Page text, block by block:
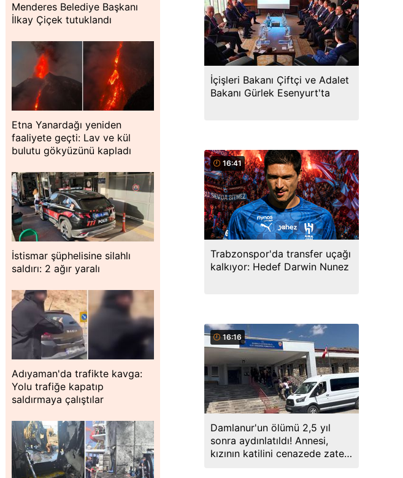
Menderes Belediye Başkanı
İlkay Çiçek tutuklandı
Etna Yanardağı yeniden
faaliyete geçti: Lav ve kül
bulutu gökyüzünü kapladı
İstismar şüphelisine silahlı
saldırı: 2 ağır yaralı
Adıyaman'da trafikte kavga:
Yolu trafiğe kapatıp
saldırmaya çalıştılar
İçişleri Bakanı Çiftçi ve Adalet
Bakanı Gürlek Esenyurt'ta
16:41
Trabzonspor'da transfer uçağı
kalkıyor: Hedef Darwin Nunez
16:16
Damlanur'un ölümü 2,5 yıl
sonra aydınlatıldı! Annesi,
kızının katilini cenazede zaten